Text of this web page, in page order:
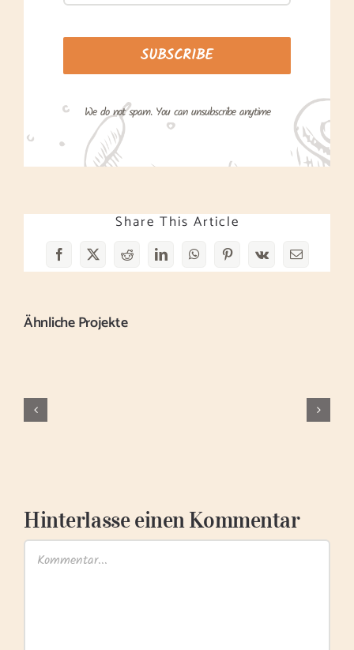
SUBSCRIBE
We do not spam. You can unsubscribe anytime
Share This Article
Facebook
X Reddit LinkedInWhatsAppPinterestVk
E-
Mail
Ähnliche Projekte
Banana,
Hinterlasse einen Kommentar
Kommentar